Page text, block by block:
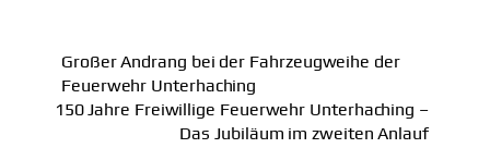
Großer Andrang bei der Fahrzeugweihe der
Feuerwehr Unterhaching
150 Jahre Freiwillige Feuerwehr Unterhaching –
Das Jubiläum im zweiten Anlauf